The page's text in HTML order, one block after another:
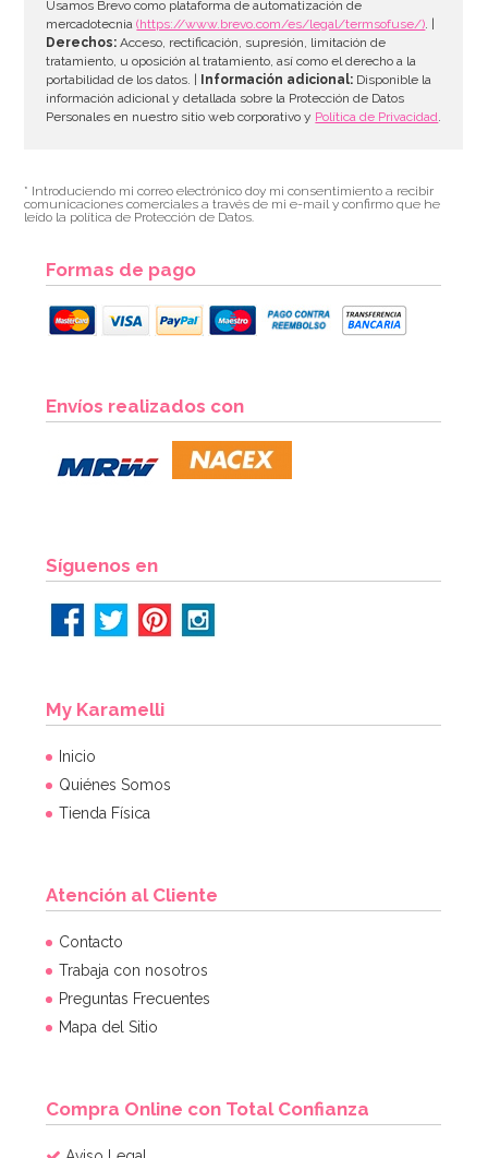
3,49€
Molde Plástico Mano 27 cm
AÑADIR
Usamos Brevo como plataforma de automatización de
mercadotecnia(https://www.brevo.com/es/legal/termsofuse/). |
Derechos: Acceso, rectificación, supresión, limitación de
tratamiento, u oposición al tratamiento, así como el derecho a la
portabilidad de los datos. |
Información adicional: Disponible la
información adicional y detallada sobre la Protección de Datos
Personales en nuestro sitio web corporativo y Política de Privacidad.
* Introduciendo mi correo electrónico doy mi consentimiento a recibir
comunicaciones comerciales a través de mi e-mail y confirmo que he
leído la política de Protección de Datos.
Formas de pago
Envíos realizados con
Síguenos en
My Karamelli
Inicio
Quiénes Somos
Tienda Física
Atención al Cliente
Contacto
Trabaja con nosotros
Preguntas Frecuentes
Mapa del Sitio
Compra Online con Total Confianza